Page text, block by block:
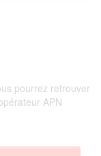
pourrez retrouver
APN